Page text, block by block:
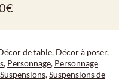
€
de table, Décor à poser,
, Personnage, Personnage
Suspensions,Suspensions de